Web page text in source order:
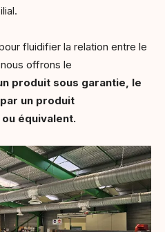
fluidifier la relation entre le
offrons le
produit sous garantie, le
un produit
équivalent.